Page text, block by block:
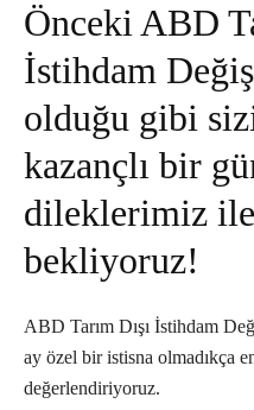
Önceki ABD
İstihdam
olduğu gibi
kazançlı bir
dileklerimiz ile
bekliyoruz!
ABD Tarım Dışı İstihdam
ay özel bir istisna olmadıkça
değerlendiriyoruz.